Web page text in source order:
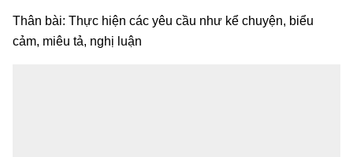
Thân bài: Thực hiện các yêu cầu như kể chuyện, biểu
cảm, miêu tả, nghị luận